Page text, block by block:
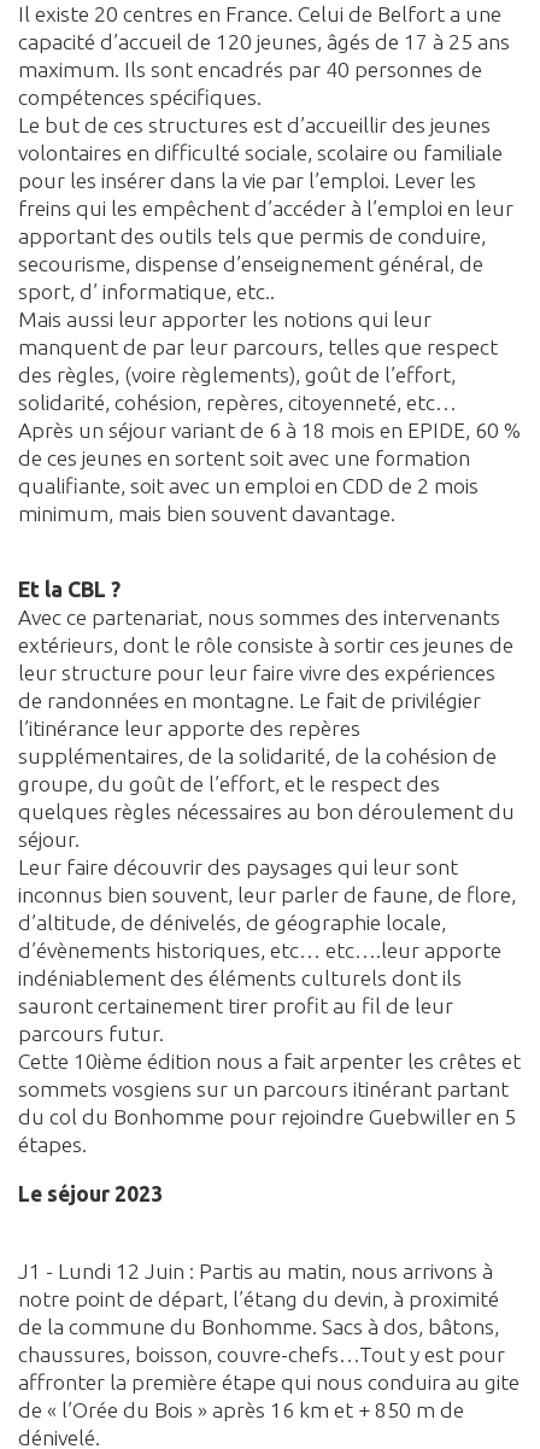
Il existe 20 centres en France. Celui de Belfort a une
capacité d’accueil de 120 jeunes, âgés de 17 à 25 ans
maximum. Ils sont encadrés par 40 personnes de
compétences spécifiques.
Le but de ces structures est d’accueillir des jeunes
volontaires en difficulté sociale, scolaire ou familiale
pour les insérer dans la vie par l’emploi. Lever les
freins qui les empêchent d’accéder à l’emploi en leur
apportant des outils tels que permis de conduire,
secourisme, dispense d’enseignement général, de
sport, d’ informatique, etc..
Mais aussi leur apporter les notions qui leur
manquent de par leur parcours, telles que respect
des règles, (voire règlements), goût de l’effort,
solidarité, cohésion, repères, citoyenneté, etc…
Après un séjour variant de 6 à 18 mois en EPIDE, 60 %
de ces jeunes en sortent soit avec une formation
qualifiante, soit avec un emploi en CDD de 2 mois
minimum, mais bien souvent davantage.
Et la CBL ?
Avec ce partenariat, nous sommes des intervenants
extérieurs, dont le rôle consiste à sortir ces jeunes de
leur structure pour leur faire vivre des expériences
de randonnées en montagne. Le fait de privilégier
l’itinérance leur apporte des repères
supplémentaires, de la solidarité, de la cohésion de
groupe, du goût de l’effort, et le respect des
quelques règles nécessaires au bon déroulement du
séjour.
Leur faire découvrir des paysages qui leur sont
inconnus bien souvent, leur parler de faune, de flore,
d’altitude, de dénivelés, de géographie locale,
d’évènements historiques, etc… etc….leur apporte
indéniablement des éléments culturels dont ils
sauront certainement tirer profit au fil de leur
parcours futur.
Cette 10ième édition nous a fait arpenter les crêtes et
sommets vosgiens sur un parcours itinérant partant
du col du Bonhomme pour rejoindre Guebwiller en 5
étapes.
Le séjour 2023
J1 - Lundi 12 Juin : Partis au matin, nous arrivons à
notre point de départ, l’étang du devin, à proximité
de la commune du Bonhomme. Sacs à dos, bâtons,
chaussures, boisson, couvre-chefs…Tout y est pour
affronter la première étape qui nous conduira au gite
de « l’Orée du Bois » après 16 km et + 850 m de
dénivelé.